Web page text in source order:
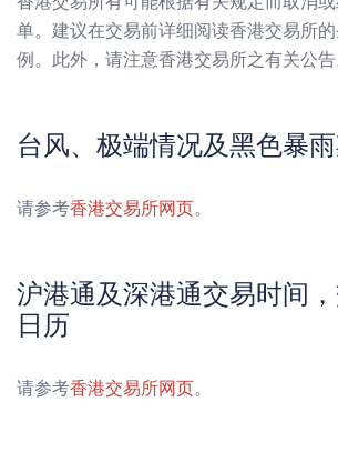
单。建议在交易前详细阅读香港交易所
例。此外，请注意香港交易所之有关公告
台风、极端情况及黑色暴
请参考香港交易所网页。
沪港通及深港通交易时间
日历
请参考香港交易所网页。